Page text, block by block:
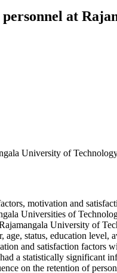
at
University of
motivation and
Universities of
University of
age, status, education
and satisfaction factors
a statistically significant
on the retention of